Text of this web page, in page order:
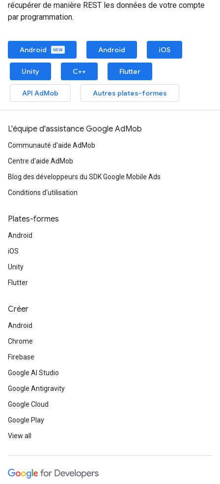
récupérer de manière REST les données de votre compte
par programmation.
Android Android iOS
Unity C++ Flutter
API AdMob Autres plates-formes
L'équipe d'assistance Google AdMob
Communauté d'aide AdMob
Centre d'aide AdMob
Blog des développeurs du SDK Google Mobile Ads
Conditions d'utilisation
Plates-formes
Android
iOS
Unity
Flutter
Créer
Android
Chrome
Firebase
Google AI Studio
Google Antigravity
Google Cloud
Google Play
View all